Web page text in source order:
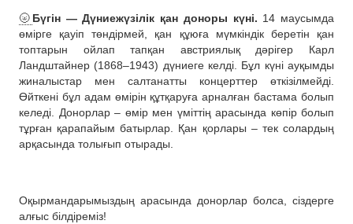
🌝 Бүгін — Дүниежүзілік қан доноры күні. 14 маусымда
өмірге қауіп төндірмей, қан құюға мүмкіндік беретін қан
топтарын ойлап тапқан австриялық дәрігер Карл
Ландштайнер (1868–1943) дүниеге келді. Бұл күні ауқымды
жиналыстар мен салтанатты концерттер өткізілмейді.
Өйткені бұл адам өмірін құтқаруға арналған бастама болып
келеді. Донорлар – өмір мен үміттің арасында көпір болып
тұрған қарапайым батырлар. Қан қорлары – тек солардың
арқасында толығып отырады.
Оқырмандарымыздың арасында донорлар болса, сіздерге
алғыс білдіреміз!